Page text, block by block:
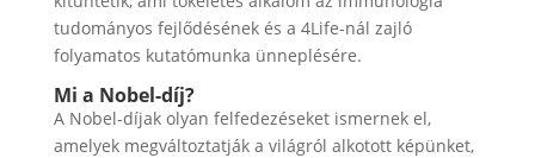
tudományos fejlődésének és a 4Life-nál zajló
folyamatos kutatómunka ünneplésére.
Mi a Nobel-díj?
A Nobel-díjak olyan felfedezéseket ismernek el,
amelyek megváltoztatják a világról alkotott képünket,